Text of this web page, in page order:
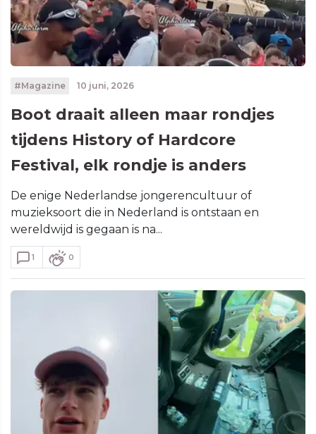
#Magazine 10 juni, 2026
Boot draait alleen maar rondjes
tijdens History of Hardcore
Festival, elk rondje is anders
De enige Nederlandse jongerencultuur of
muzieksoort die in Nederland is ontstaan en
wereldwijd is gegaan is na...
1 0